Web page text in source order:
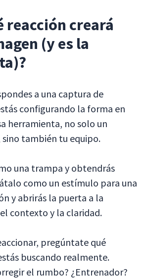
reacción creará
(y es la
a una captura de
configurando la forma en
herramienta, no solo un
también tu equipo.
una trampa y obtendrás
como un estímulo para una
y abrirás la puerta a la
contexto y la claridad.
pregúntate qué
buscando realmente.
el rumbo? ¿Entrenador?